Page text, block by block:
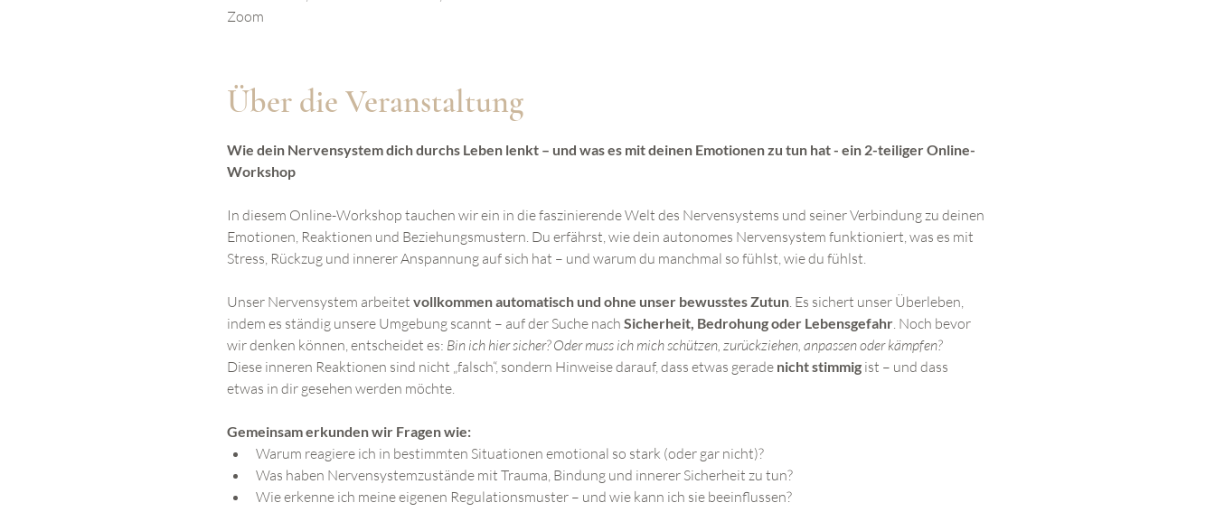
Zoom
Über die Veranstaltung
Wie dein Nervensystem dich durchs Leben lenkt – und was es mit deinen Emotionen zu tun hat - ein 2-teiliger Online-
Workshop
In diesem Online-Workshop tauchen wir ein in die faszinierende Welt des Nervensystems und seiner Verbindung zu deinen
Emotionen, Reaktionen und Beziehungsmustern. Du erfährst, wie dein autonomes Nervensystem funktioniert, was es mit
Stress, Rückzug und innerer Anspannung auf sich hat – und warum du manchmal so fühlst, wie du fühlst.
Unser Nervensystem arbeitet vollkommen automatisch und ohne unser bewusstes Zutun. Es sichert unser Überleben,
indem es ständig unsere Umgebung scannt – auf der Suche nach Sicherheit, Bedrohung oder Lebensgefahr. Noch bevor
wir denken können, entscheidet es: Bin ich hier sicher? Oder muss ich mich schützen, zurückziehen, anpassen oder kämpfen?
Diese inneren Reaktionen sind nicht „falsch“, sondern Hinweise darauf, dass etwas gerade nicht stimmig ist – und dass
etwas in dir gesehen werden möchte.
Gemeinsam erkunden wir Fragen wie:
Warum reagiere ich in bestimmten Situationen emotional so stark (oder gar nicht)?
Was haben Nervensystemzustände mit Trauma, Bindung und innerer Sicherheit zu tun?
Wie erkenne ich meine eigenen Regulationsmuster – und wie kann ich sie beeinflussen?